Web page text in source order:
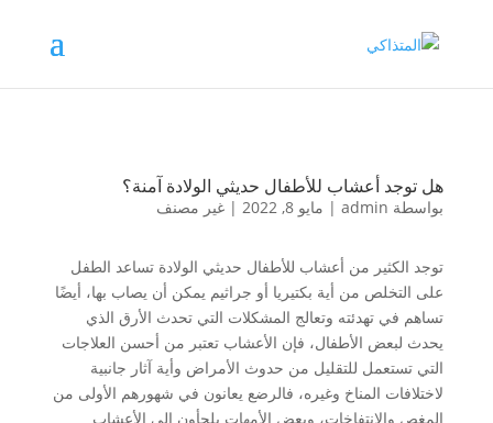
هل توجد أعشاب للأطفال حديثي الولادة آمنة؟
بواسطة admin
| مايو 8, 2022 | غير مصنف
توجد الكثير من أعشاب للأطفال حديثي الولادة تساعد الطفل
على التخلص من أية بكتيريا أو جراثيم يمكن أن يصاب بها، أيضًا
تساهم في تهدئته وتعالج المشكلات التي تحدث الأرق الذي
يحدث لبعض الأطفال، فإن الأعشاب تعتبر من أحسن العلاجات
التي تستعمل للتقليل من حدوث الأمراض وأية آثار جانبية
لاختلافات المناخ وغيره، فالرضع يعانون في شهورهم الأولى من
المغص والانتفاخات، وبعض الأمهات يلجأون إلى الأعشاب